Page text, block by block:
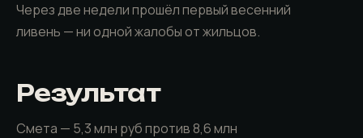
Через две недели прошёл первый весенний
ливень — ни одной жалобы от жильцов.
Результат
Смета — 5,3 млн руб против 8,6 млн